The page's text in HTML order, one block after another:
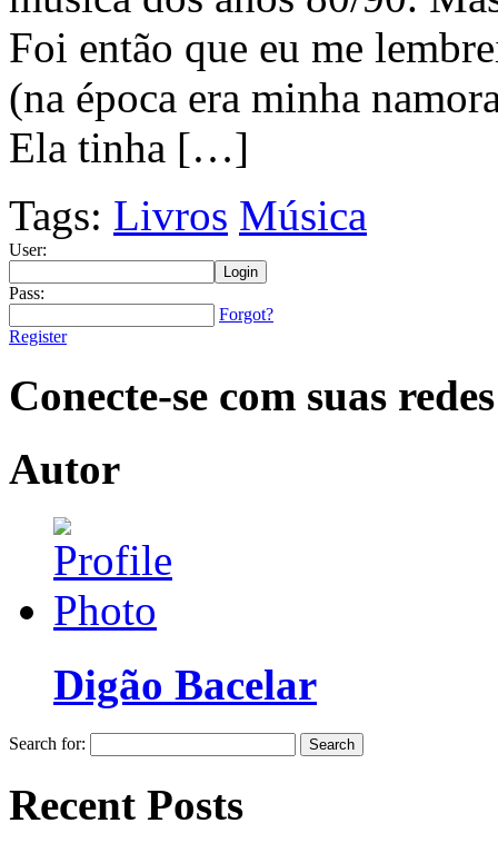
Foi então que eu me
(na época era minha
Ela tinha […]
Tags: Livros Música
User:
Pass:
Forgot?
Register
Conecte-se com suas redes
Autor
Digão Bacelar
Search for:
Recent Posts